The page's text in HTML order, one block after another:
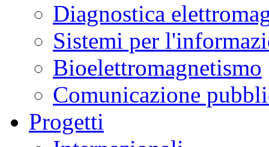
Diagnostica
Sistemi per
Bioelettromagnetismo
Comunicazione
Progetti